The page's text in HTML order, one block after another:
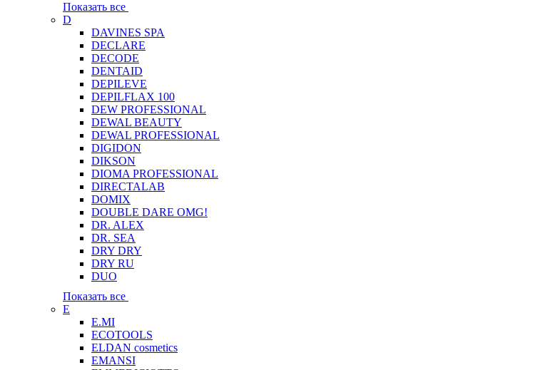
Показать все
D
DAVINES SPA
DECLARE
DECODE
DENTAID
DEPILEVE
DEPILFLAX 100
DEW PROFESSIONAL
DEWAL BEAUTY
DEWAL PROFESSIONAL
DIGIDON
DIKSON
DIOMA PROFESSIONAL
DIRECTALAB
DOMIX
DOUBLE DARE OMG!
DR. ALEX
DR. SEA
DRY DRY
DRY RU
DUO
Показать все
E
E.MI
ECOTOOLS
ELDAN cosmetics
EMANSI